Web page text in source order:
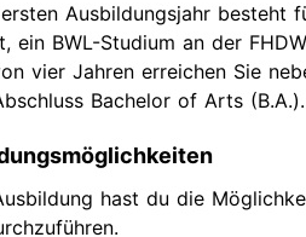
Ausbildungsjahr besteht
ein BWL-Studium an der
vier Jahren erreichen Sie
Bachelor of Arts (B.A.).
hast du die